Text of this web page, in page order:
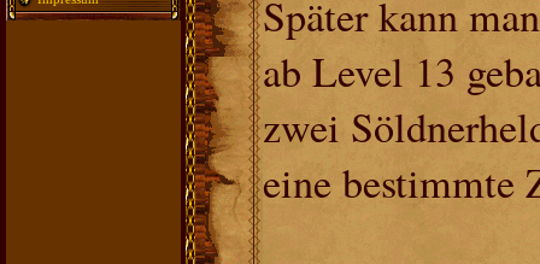
Später kann
ab Level 13
zwei
eine bestimmte